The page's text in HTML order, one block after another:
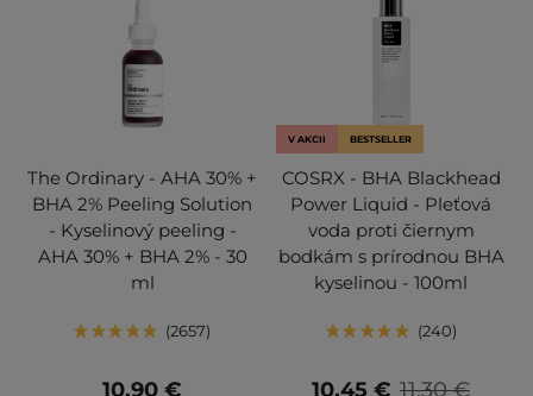
The Ordinary - AHA 30% +
BHA 2% Peeling Solution
- Kyselinový peeling -
AHA 30% + BHA 2% - 30
ml
2657
10,90 €
V AKCII BESTSELLER
COSRX - BHA Blackhead
Power Liquid - Pleťová
voda proti čiernym
bodkám s prírodnou BHA
kyselinou - 100ml
240
11,30 €
10,45 €